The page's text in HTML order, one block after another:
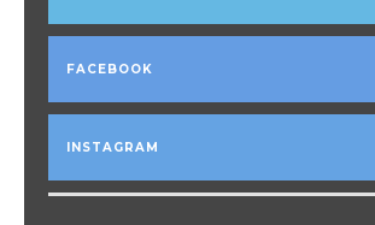
FACEBOOK
INSTAGRAM